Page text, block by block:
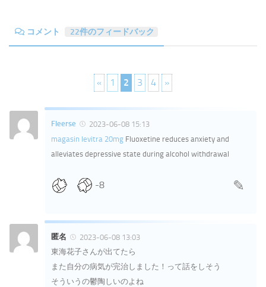
コメント 22件のフィードバック
« 1 2 3 4 »
Fleerse
2023-06-08 15:13
magasin levitra 20mg Fluoxetine reduces anxiety and
alleviates depressive state during alcohol withdrawal
-8
匿名
2023-06-08 13:03
東海花子さんが出てたら
また自分の病気が完治しました！って話をしそう
そういうの鬱陶しいのよね